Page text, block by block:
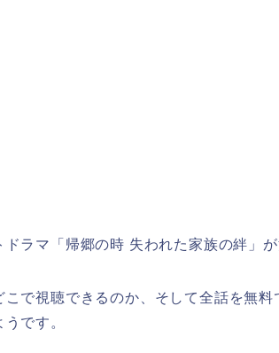
ドラマ「帰郷の時 失われた家族の絆」が
こで視聴できるのか、そして全話を無
です。